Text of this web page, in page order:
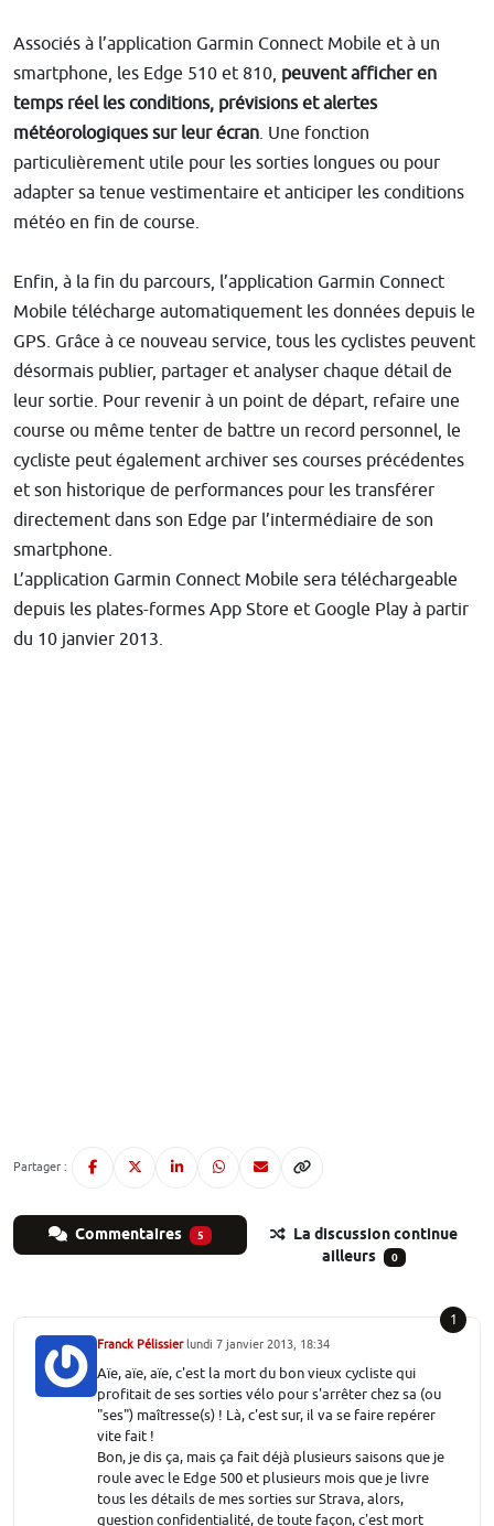
Associés à l’application Garmin Connect Mobile et à un
smartphone, les Edge 510 et 810, peuvent afficher en
temps réel les conditions, prévisions et alertes
météorologiques sur leur écran. Une fonction
particulièrement utile pour les sorties longues ou pour
adapter sa tenue vestimentaire et anticiper les conditions
météo en fin de course.
Enfin, à la fin du parcours, l’application Garmin Connect
Mobile télécharge automatiquement les données depuis le
GPS. Grâce à ce nouveau service, tous les cyclistes peuvent
désormais publier, partager et analyser chaque détail de
leur sortie. Pour revenir à un point de départ, refaire une
course ou même tenter de battre un record personnel, le
cycliste peut également archiver ses courses précédentes
et son historique de performances pour les transférer
directement dans son Edge par l’intermédiaire de son
smartphone.
L’application Garmin Connect Mobile sera téléchargeable
depuis les plates-formes App Store et Google Play à partir
du 10 janvier 2013.
Partager :
Commentaires 5
La discussion continue
ailleurs
0
1
Franck Pélissierlundi 7 janvier 2013, 18:34
Aïe, aïe, aïe, c'est la mort du bon vieux cycliste qui
profitait de ses sorties vélo pour s'arrêter chez sa (ou
"ses") maîtresse(s) ! Là, c'est sur, il va se faire repérer
vite fait !
Bon, je dis ça, mais ça fait déjà plusieurs saisons que je
roule avec le Edge 500 et plusieurs mois que je livre
tous les détails de mes sorties sur Strava, alors,
question confidentialité, de toute façon, c'est mort